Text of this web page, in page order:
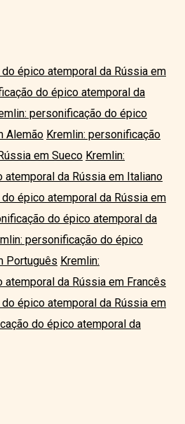
épico atemporal da Rússia em
do épico atemporal da
personificação do épico
Alemão Kremlin: personificação
em Sueco Kremlin:
da Rússia em Italiano
épico atemporal da Rússia em
do épico atemporal da
personificação do épico
Português Kremlin:
da Rússia em Francês
épico atemporal da Rússia em
do épico atemporal da